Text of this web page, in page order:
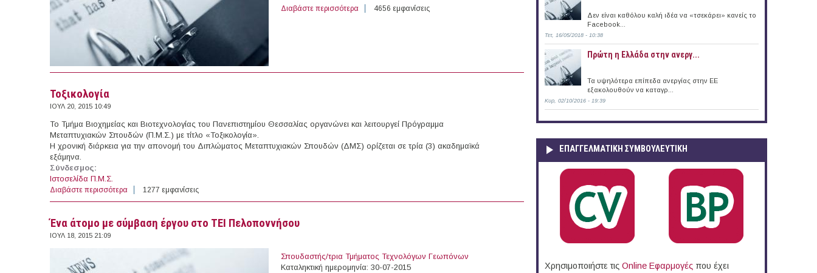
Διαβάστε περισσότερα για 143 θέσεις εργασίας στον Ιδιωτικό Τομέα στην Ελλάδα (20/07/2015)
4656 εμφανίσεις
Τοξικολογία
ΙΟΥΛ 20, 2015 10:49
Το Τμήμα Βιοχημείας και Βιοτεχνολογίας του Πανεπιστημίου Θεσσαλίας οργανώνει και λειτουργεί Πρόγραμμα
Μεταπτυχιακών Σπουδών (Π.Μ.Σ.) με τίτλο «Τοξικολογία».
Η χρονική διάρκεια για την απονομή του Διπλώματος Μεταπτυχιακών Σπουδών (ΔΜΣ) ορίζεται σε τρία (3) ακαδημαϊκά
εξάμηνα.
Σύνδεσμος:
Ιστοσελίδα Π.Μ.Σ.
Διαβάστε περισσότερα για Τοξικολογία
1277 εμφανίσεις
Ένα άτομο με σύμβαση έργου στο ΤΕΙ Πελοποννήσου
ΙΟΥΛ 18, 2015 21:09
Σπουδαστής/τρια Τμήματος Τεχνολόγων Γεωπόνων
Καταληκτική ημερομηνία: 30-07-2015
Δεν είναι καθόλου καλή ιδέα να «τσεκάρει» κανείς το
Facebook...
Τετ, 16/05/2018 - 10:38
Πρώτη η Ελλάδα στην ανεργ...
Τα υψηλότερα επίπεδα ανεργίας στην ΕΕ
εξακολουθούν να καταγρ...
Κυρ, 02/10/2016 - 19:39
ΕΠΑΓΓΕΛΜΑΤΙΚΉ ΣΥΜΒΟΥΛΕΥΤΙΚΉ
Χρησιμοποιήστε τις Online Eφαρμογές που έχει